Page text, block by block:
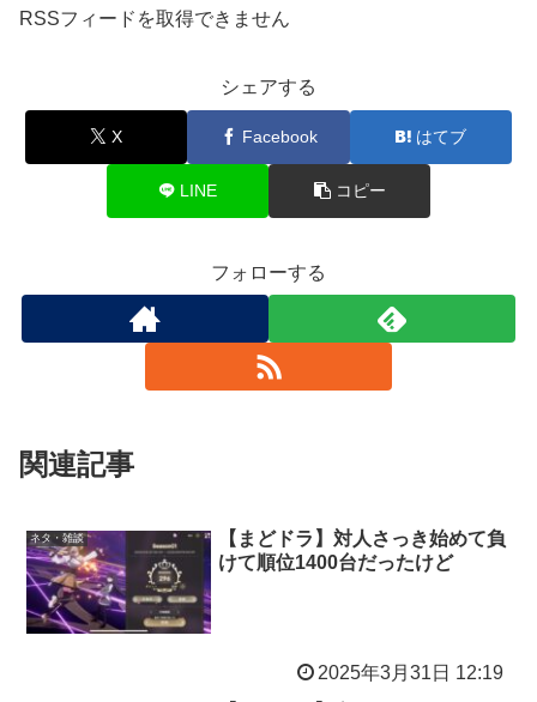
RSSフィードを取得できません
シェアする
X Facebook はてブ
LINE コピー
フォローする
関連記事
ネタ・雑談
【まどドラ】対人さっき始めて負
けて順位1400台だったけど
2025年3月31日 12:19